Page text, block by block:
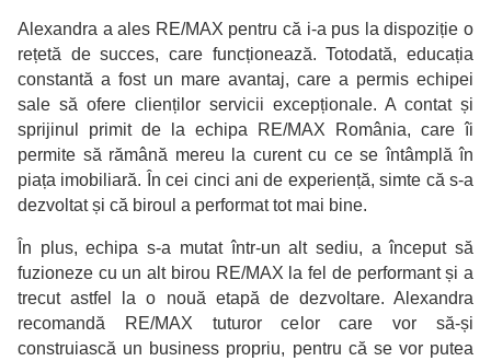
Alexandra a ales RE/MAX pentru că i-a pus la dispoziție o
rețetă de succes, care funcționează. Totodată, educația
constantă a fost un mare avantaj, care a permis echipei
sale să ofere clienților servicii excepționale. A contat și
sprijinul primit de la echipa RE/MAX România, care îi
permite să rămână mereu la curent cu ce se întâmplă în
piața imobiliară. În cei cinci ani de experiență, simte că s-a
dezvoltat și că biroul a performat tot mai bine.
În plus, echipa s-a mutat într-un alt sediu, a început să
fuzioneze cu un alt birou RE/MAX la fel de performant și a
trecut astfel la o nouă etapă de dezvoltare. Alexandra
recomandă RE/MAX tuturor celor care vor să-și
construiască un business propriu, pentru că se vor putea